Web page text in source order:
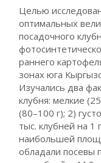
Целью
оптимальных
посадочного
раннего
зонах юга
Изучались два
клубня: мелкие
(80–100 г); 2)
тыс. клубней на 1
наибольшей
обладали посевы